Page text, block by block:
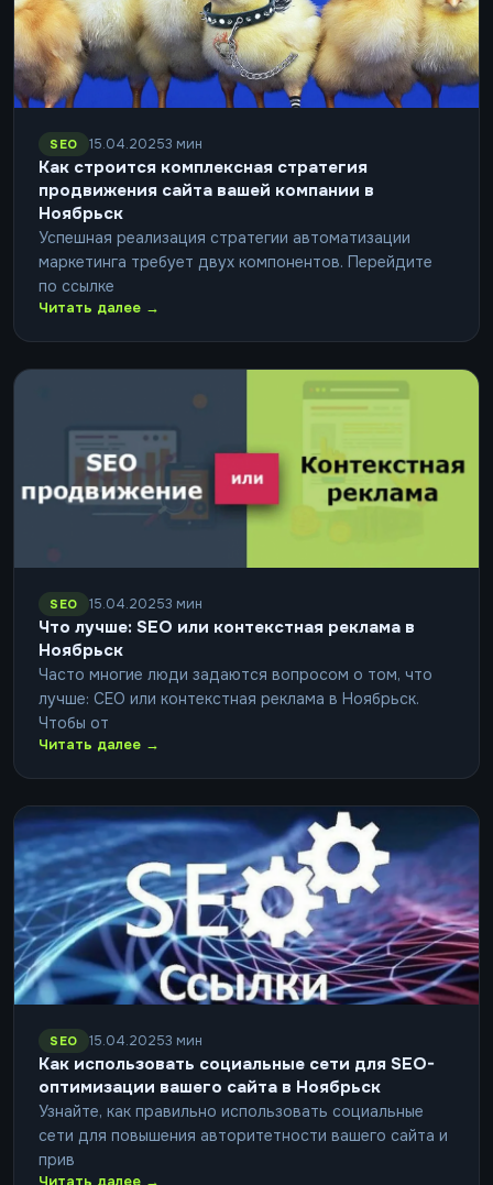
SEO 15.04.20253 мин
Как строится комплексная стратегия
продвижения сайта вашей компании в
Ноябрьск
Успешная реализация стратегии автоматизации
маркетинга требует двух компонентов. Перейдите
по ссылке
Читать далее →
SEO 15.04.20253 мин
Что лучше: SEO или контекстная реклама в
Ноябрьск
Часто многие люди задаются вопросом о том, что
лучше: СЕО или контекстная реклама в Ноябрьск.
Чтобы от
Читать далее →
SEO 15.04.20253 мин
Как использовать социальные сети для SEO-
оптимизации вашего сайта в Ноябрьск
Узнайте, как правильно использовать социальные
сети для повышения авторитетности вашего сайта и
прив
Читать далее →